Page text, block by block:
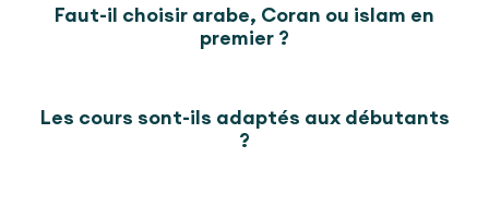
Faut-il choisir arabe, Coran ou islam en
premier ?
Les cours sont-ils adaptés aux débutants
?